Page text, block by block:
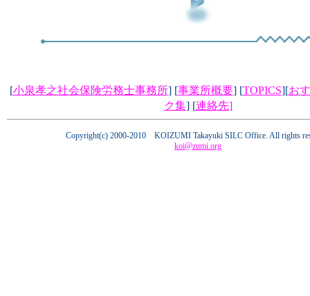
[小泉孝之社会保険労務士事務所] [事業所概要] [TOPICS][お
ク集] [連絡先]
Copyright(c) 2000-2010 KOIZUMI Takayuki SILC Office. All rights
koi@zumi.org